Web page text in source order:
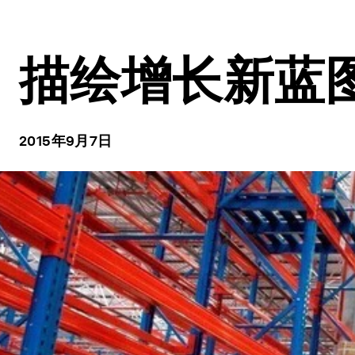
描绘增长新蓝
2015年9月7日